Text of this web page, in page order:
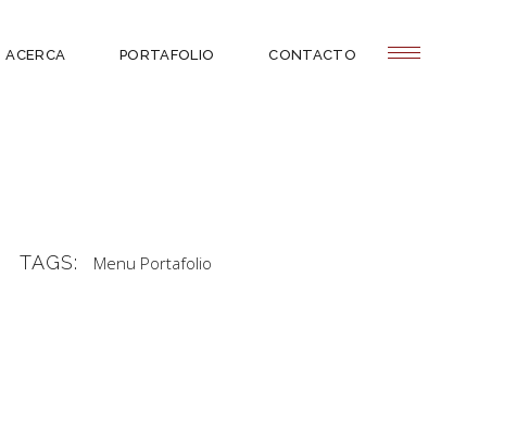
ACERCA PORTAFOLIO CONTACTO
TAGS: Menu Portafolio